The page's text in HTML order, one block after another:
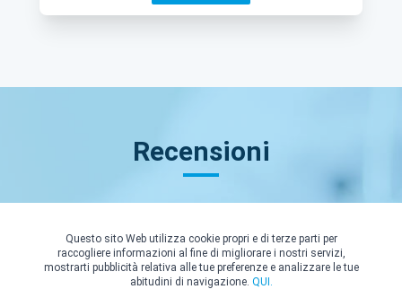
Recensioni
M. N.
26/06/2026
Questo sito Web utilizza cookie propri e di terze parti per
raccogliere informazioni al fine di migliorare i nostri servizi,
mostrarti pubblicità relativa alle tue preferenze e analizzare le tue
abitudini di navigazione. QUI.